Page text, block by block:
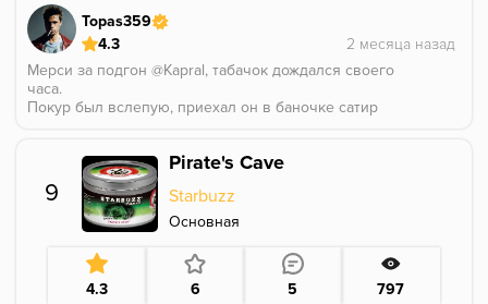
Topas359
4.3
Мерси за подгон @Kapral, табачок дождался своего
часа.
Покур был вслепую, приехал он в баночке сатир
на 3 25-х.
На запах - что то мультифруктовое.
При покуре ощущения смешанные,но скорее
положительные.
Берём сок мультифрукт, из тех что подешевле, такой
разбавленный водой. И добавляем туда
цветочность. Это в меру сладко и вполне себе
вкусно. Крепости, естественно, нет.
9
Pirate's Cave
Starbuzz
Основная
4.3 6 5 797